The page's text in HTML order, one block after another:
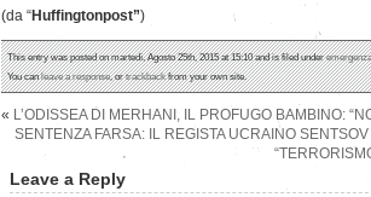
(da “Huffingtonpost”)
This entry was posted on martedì, Agosto 25th, 2015 at 15:10 and is filed underemergenza
You canleave a response, ortrackbackfrom your own site.
« L’ODISSEA DI MERHANI, IL PROFUGO BAMBINO:
SENTENZA FARSA: IL REGISTA UCRAINO
Leave a Reply